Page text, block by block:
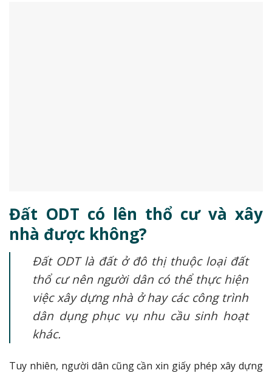
Đất ODT có lên thổ cư và xây
nhà được không?
Đất ODT là đất ở đô thịthuộc loại đất
thổ cư nên người dân có thể thực hiện
việc xây dựng nhà ởhay các công trình
dân dụng phục vụ nhu cầu sinh hoạt
khác.
Tuy nhiên, người dân cũng cần xin giấy phép xây dựng